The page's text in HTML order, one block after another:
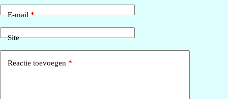
E-mail*
Site
Reactie toevoegen *